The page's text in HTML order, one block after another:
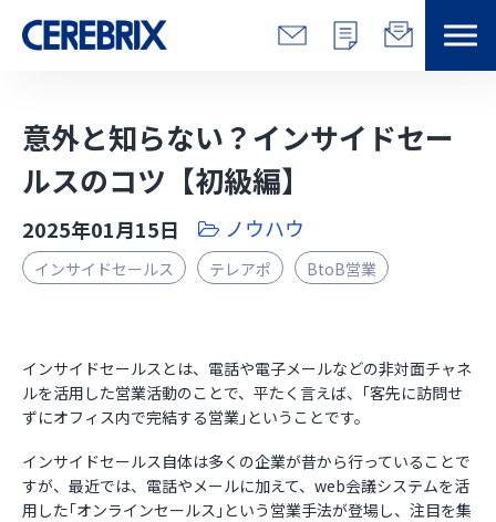
解決できる課題
サービス
セミナー
会社情報
意外と知らない？インサイドセー
ルスのコツ【初級編】
2025年01月15日 ノウハウ
インサイドセールス テレアポ BtoB営業
インサイドセールスとは、電話や電子メールなどの非対面チャネ
ルを活用した営業活動のことで、平たく言えば、｢客先に訪問せ
ずにオフィス内で完結する営業｣ということです。
インサイドセールス自体は多くの企業が昔から行っていることで
すが、最近では、電話やメールに加えて、web会議システムを活
用した｢オンラインセールス｣という営業手法が登場し、注目を集